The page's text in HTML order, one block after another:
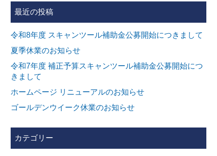
最近の投稿
令和8年度 スキャンツール補助金公募開始につきまして
夏季休業のお知らせ
令和7年度 補正予算スキャンツール補助金公募開始につ
きまして
ホームページ リニューアルのお知らせ
ゴールデンウイーク休業のお知らせ
カテゴリー